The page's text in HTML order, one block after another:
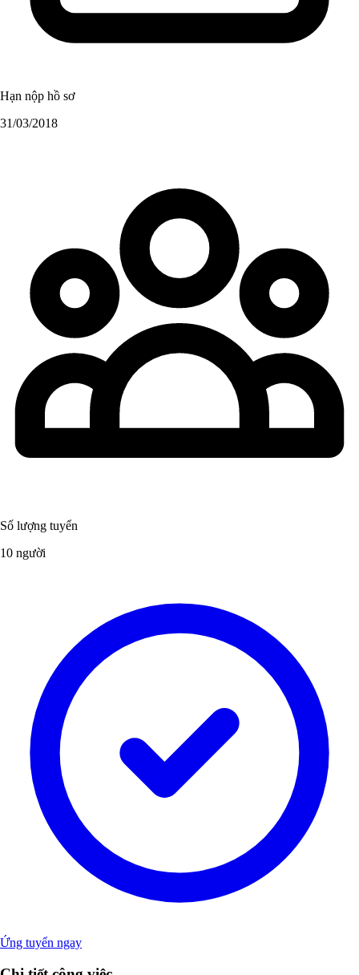
Hạn nộp hồ sơ
31/03/2018
Số lượng tuyển
10 người
Ứng tuyển ngay